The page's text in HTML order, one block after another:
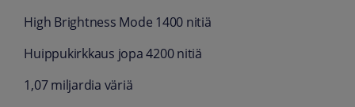
High Brightness Mode 1400 nitiä
Huippukirkkaus jopa 4200 nitiä
1,07 miljardia väriä